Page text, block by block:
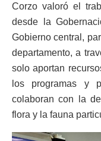
Corzo valoró el
desde la
Gobierno central,
departamento, a
solo aportan
los programas y
colaboran con la
flora y la fauna